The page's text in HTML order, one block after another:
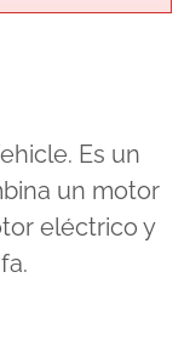
Es un
un motor
eléctrico y